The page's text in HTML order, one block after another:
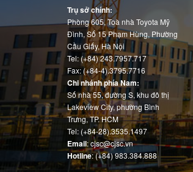
Trụ sở chính:
Phòng 605, Toà nhà Toyota Mỹ
Đình, Số 15 Phạm Hùng, Phường
Cầu Giấy, Hà Nội
Tel: (+84) 243.7957.717
Fax: (+84-4).3795.7716
Chi nhánh phía Nam:
Số nhà 55, đường S, khu đô thị
Lakeview City, phường Bình
Trưng, TP. HCM
Tel: (+84-28).3535.1497
Email: cjsc@cjsc.vn
Hotline: (+84) 983.384.888